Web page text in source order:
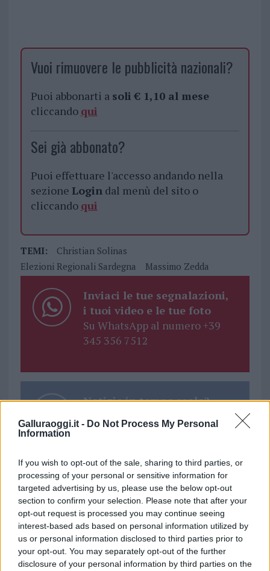
Galluraoggi.it - Do Not Process My Personal
Information
If you wish to opt-out of the sale, sharing to third parties, or
processing of your personal or sensitive information for
targeted advertising by us, please use the below opt-out
section to confirm your selection. Please note that after your
opt-out request is processed you may continue seeing
interest-based ads based on personal information utilized by
us or personal information disclosed to third parties prior to
your opt-out. You may separately opt-out of the further
disclosure of your personal information by third parties on the
Vuoi rimuovere le pubblicità nazionali?
Puoi abbonarti a soli € 1,10 al mese
cliccando qui
Sei già abbonato?
Puoi effettuare l'accesso andando nella
sezione Logindal menù del sito o
cliccando qui
TEMI:
Christian Solinas
Elezioni Regionali Sardegna
Massimo Zedda
Inviaci le tue segnalazioni,
i tuoi video e le tue foto
Su WhatsApp al numero +39
345 356 7512
Notizie in tempo reale?
GalluraOggi.it
Ricevi le nostre ultime news
daGoogle News